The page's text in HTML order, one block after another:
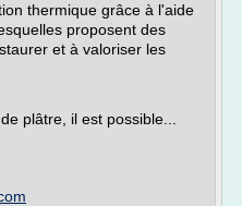
thermique grâce à l'aide
proposent des
et à valoriser les
plâtre, il est possible...